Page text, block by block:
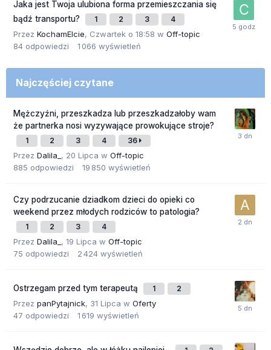
Jaka jest Twoja ulubiona forma przemieszczania się
bądź transportu?
1 2 3 4
Przez KochamElcie, Czwartek o 18:58 w Off-topic
84 odpowiedzi 1 066 wyświetleń
Najczęściej czytane
Mężczyźni, przeszkadza lub przeszkadzałoby wam
że partnerka nosi wyzywające prowokujące stroje?
1 2 3 4 36
Przez Dalila_ , 20 Lipca w Off-topic
885 odpowiedzi 19 850 wyświetleń
Czy podrzucanie dziadkom dzieci do opieki co
weekend przez młodych rodziców to patologia?
1 2 3 4
Przez Dalila_ , 19 Lipca w Off-topic
75 odpowiedzi 2 424 wyświetleń
Ostrzegam przed tym terapeutą 1 2
Przez panPytajnick, 31 Lipca w Oferty
47 odpowiedzi 1 619 wyświetleń